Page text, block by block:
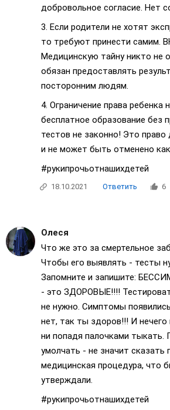
добровольное согласие. Нет
3. Если родители не хотят
то требуют принести самим.
Медицинскую тайну никто не
обязан предоставлять
посторонним людям.
4. Ограничение права ребенка
бесплатное образование без
тестов не законно! Это
и не может быть отменено
#рукипрочьотнашихдетей
18.10.2021 Ответить 6
Олеся
Что же это за смертельное
Чтобы его выявлять - тесты
Запомните и запишите:
- это ЗДОРОВЫЕ!!!!
не нужно. Симптомы
нет, так ты здоров!!! И
ни попадя палочками тыкать.
умолчать - не значит сказать
медицинская процедура, что
утверждали.
#рукипрочьотнашихдетей